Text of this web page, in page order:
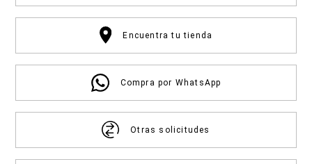
Encuentra tu tienda
Compra por WhatsApp
Otras solicitudes